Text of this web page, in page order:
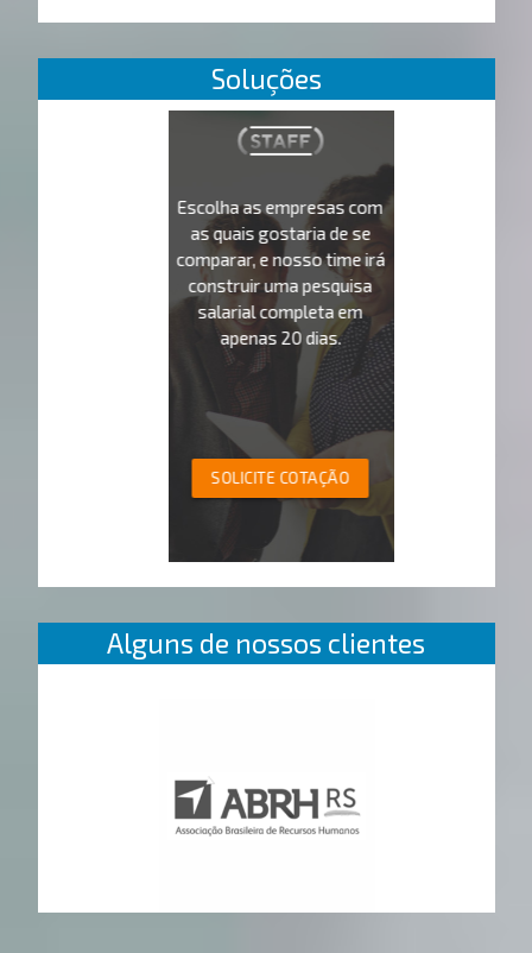
Soluções
Escolha as empresas com
as quais gostaria de se
comparar, e nosso time irá
construir uma pesquisa
salarial completa em
apenas 20 dias.
SOLICITE COTAÇÃO
Alguns de nossos clientes